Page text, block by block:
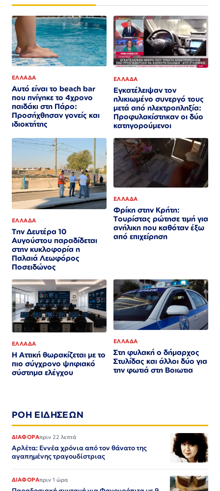
ΕΛΛΑΔΑ
Αυτό είναι το beach bar
που πνίγηκε το 4χρονο
παιδάκι στη Πάρο:
Προσήχθησαν γονείς και
ιδιοκτήτης
ΕΛΛΑΔΑ
Εγκατέλειψαν τον
ηλικιωμένο συνεργό τους
μετά από ηλεκτροπληξία:
Προφυλακίστηκαν οι δύο
κατηγορούμενοι
ΕΛΛΑΔΑ
Την Δευτέρα 10
Αυγούστου παραδίδεται
στην κυκλοφορία η
Παλαιά Λεωφόρος
Ποσειδώνος
ΕΛΛΑΔΑ
Φρίκη στην Κρήτη:
Τουρίστας ρώτησε τιμή για
ανήλικη που καθόταν έξω
από επιχείρηση
ΕΛΛΑΔΑ
Η Αττική θωρακίζεται με το
πιο σύγχρονο ψηφιακό
σύστημα ελέγχου
ΕΛΛΑΔΑ
Στη φυλακή ο δήμαρχος
Στυλίδας και άλλοι δύο για
την φωτιά στη Βοιωτια
ΡΟΗ ΕΙΔΗΣΕΩΝ
ΔΙΑΦΟΡΑπριν 22 λεπτά
Αρλέτα: Εννέα χρόνια από τον θάνατο της
αγαπημένης τραγουδίστριας
ΔΙΑΦΟΡΑπριν 1 ώρα